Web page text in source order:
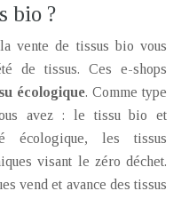
bio ?
vente de tissus bio vous
de tissus. Ces e-shops
écologique. Comme type
avez : le tissu bio et
écologique, les tissus
visant le zéro déchet.
vend et avance des tissus